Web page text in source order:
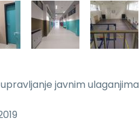
javnim ulaganjima